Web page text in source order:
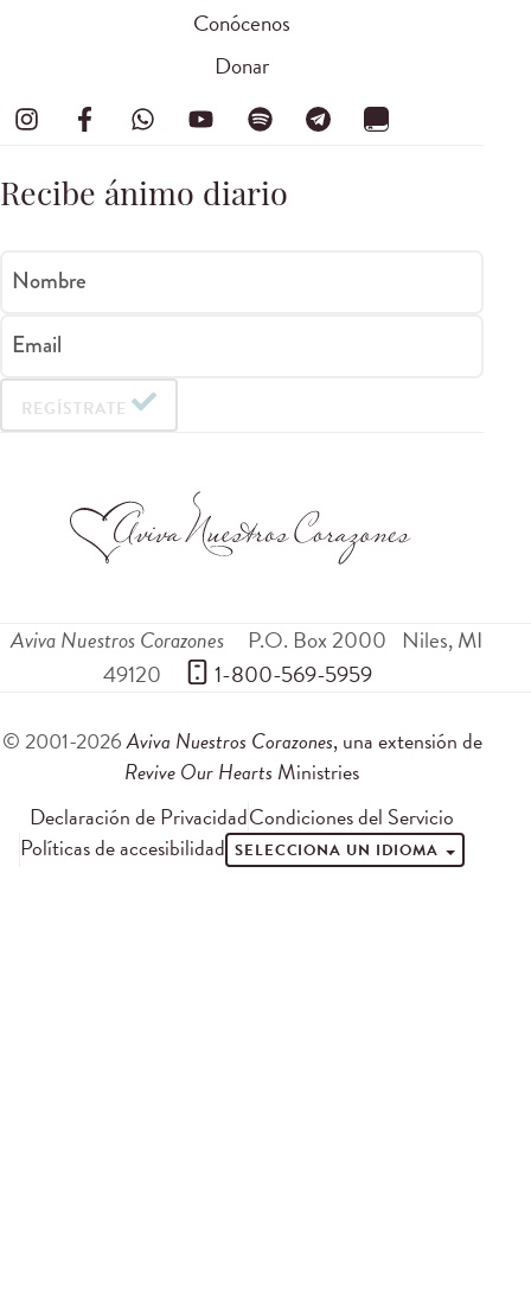
Conócenos
Donar
Recibe ánimo diario
Nombre
Email
REGÍSTRATE
Aviva Nuestros Corazones P.O. Box 2000 Niles,MI
49120
1-800-569-5959
© 2001-2026Aviva Nuestros Corazones, una extensión de
Revive Our Hearts Ministries
Declaración de PrivacidadCondiciones del Servicio
Políticas de accesibilidad SELECCIONA UN IDIOMA